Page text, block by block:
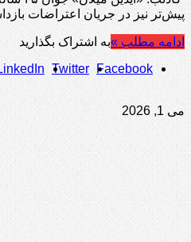
پیش‌تر نیز در جریان اعتراضات
ادامه مطلب »به اشتراک بگذارید
Facebook
Twitter
می 1, 2026